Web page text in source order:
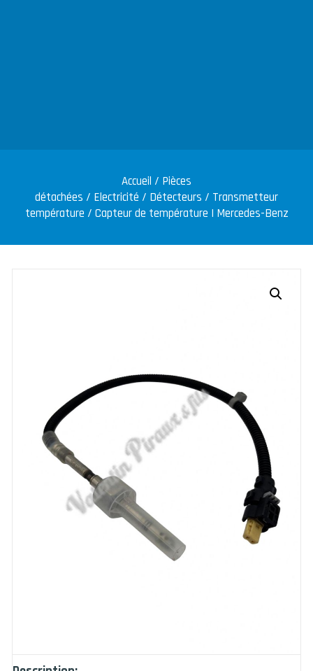
Accueil / Pièces
détachées / Electricité / Détecteurs / Transmetteur
température / Capteur de température | Mercedes-Benz